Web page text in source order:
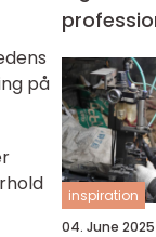
på
inspiration
04. June 2025